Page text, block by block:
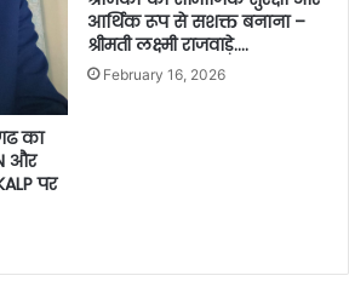
का
और
पर
आर्थिक रूप से सशक्त बनाना –
श्रीमती लक्ष्मी राजवाड़े….
February 16, 2026